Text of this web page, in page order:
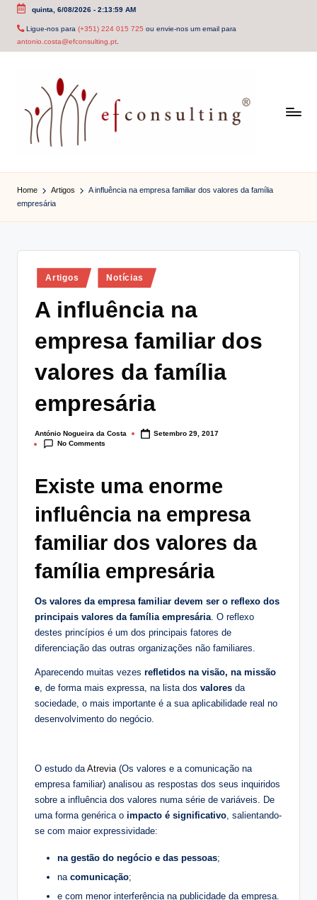
Skip
quinta, 6/08/2026- 2:14:00 AM
Ligue-nos para (+351) 224 015 725 ou envie-nos um email para
antonio.costa@efconsulting.pt.
f
Home Artigos
A influência na empresa familiar dos valores da família
empresária
Posted
in
Artigos Notícias
A influência na
empresa familiar dos
valores da família
empresária
Posted
by
António Nogueira da Costa
Setembro 29, 2017
No Comments
Existe uma enorme
influência na empresa
familiar dos valores da
família empresária
Os valores da empresa familiar devem ser o reflexo dos
principais valores da família empresária . O reflexo
destes princípios é um dos principais fatores de
diferenciação das outras organizações não familiares.
Aparecendo muitas vezes refletidos na visão, na missão
e , de forma mais expressa, na lista dos valores da
sociedade, o mais importante é a sua aplicabilidade real no
desenvolvimento do negócio.
O estudo da Atrevia (Os valores e a comunicação na
empresa familiar) analisou as respostas dos seus inquiridos
sobre a influência dos valores numa série de variáveis. De
uma forma genérica o impacto é significativo , salientando-
se com maior expressividade:
na gestão do negócio e das pessoas;
na comunicação;
e com menor interferência na publicidade da empresa.